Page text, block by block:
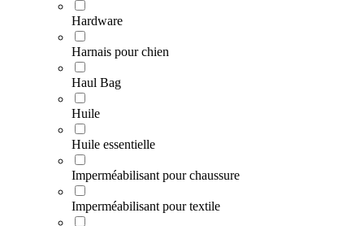
Hardware
Harnais pour chien
Haul Bag
Huile
Huile essentielle
Imperméabilisant pour chaussure
Imperméabilisant pour textile